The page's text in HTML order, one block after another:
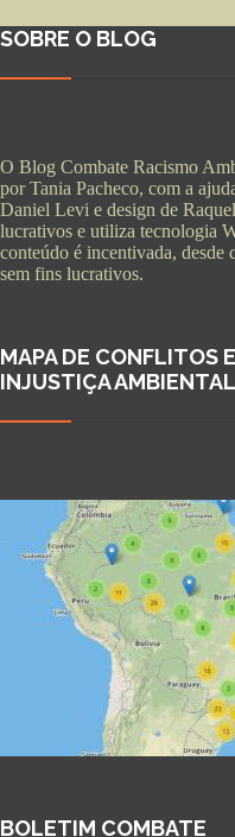
SOBRE O BLOG
O Blog Combate Racismo
por Tania Pacheco, com a
Daniel Levi e design de
lucrativos e utiliza tecnologia
conteúdo é incentivada, desde
sem fins lucrativos.
MAPA DE CONFLITOS
INJUSTIÇA
BOLETIM COMBATE